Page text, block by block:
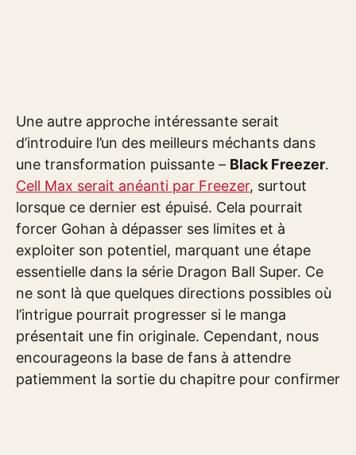
Une autre approche intéressante serait
d’introduire l’un des meilleurs méchants dans
une transformation puissante – Black Freezer.
Cell Max serait anéanti par Freezer, surtout
lorsque ce dernier est épuisé. Cela pourrait
forcer Gohan à dépasser ses limites et à
exploiter son potentiel, marquant une étape
essentielle dans la série Dragon Ball Super. Ce
ne sont là que quelques directions possibles où
l’intrigue pourrait progresser si le manga
présentait une fin originale. Cependant, nous
encourageons la base de fans à attendre
patiemment la sortie du chapitre pour confirmer